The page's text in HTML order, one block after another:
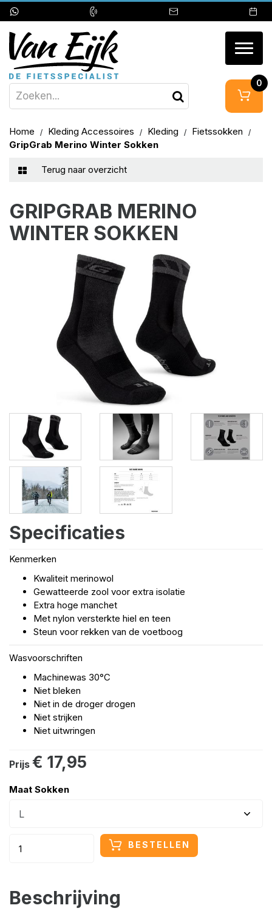
0
Home Kleding Accessoires Kleding
Fietssokken
GripGrab Merino Winter Sokken
Terug naar overzicht
GRIPGRAB MERINO
WINTER SOKKEN
Specificaties
Kenmerken
Kwaliteit merinowol
Gewatteerde zool voor extra isolatie
Extra hoge manchet
Met nylon versterkte hiel en teen
Steun voor rekken van de voetboog
Wasvoorschriften
Machinewas 30°C
Niet bleken
Niet in de droger drogen
Niet strijken
Niet uitwringen
Prijs € 17,95
Maat Sokken
BESTELLEN
Beschrijving